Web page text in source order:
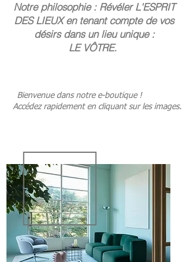
Notre philosophie : Révéler L'ESPRIT
DES LIEUX en tenant compte de vos
désirs dans un lieu unique :
LE VÔTRE.
Bienvenue dans notre e-boutique !
Accédez rapidement en cliquant sur les images.